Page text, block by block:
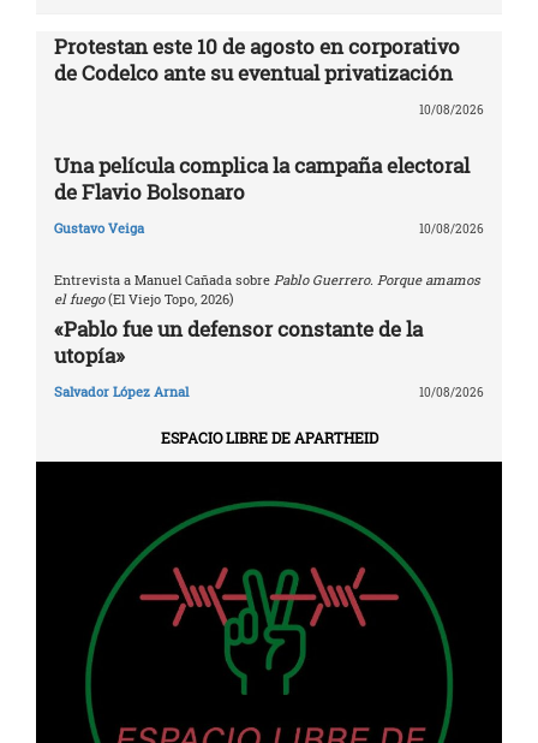
Protestan este 10 de agosto en corporativo
de Codelco ante su eventual privatización
10/08/2026
Una película complica la campaña electoral
de Flavio Bolsonaro
Gustavo Veiga 10/08/2026
Entrevista a Manuel Cañada sobre Pablo Guerrero. Porque amamos
el fuego(El Viejo Topo, 2026)
«Pablo fue un defensor constante de la
utopía»
Salvador López Arnal 10/08/2026
ESPACIO LIBRE DE APARTHEID